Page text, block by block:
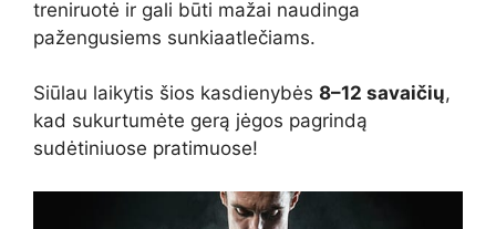
treniruotė ir gali būti mažai naudinga
pažengusiems sunkiaatlečiams.
Siūlau laikytis šios kasdienybės 8–12 savaičių,
kad sukurtumėte gerą jėgos pagrindą
sudėtiniuose pratimuose!